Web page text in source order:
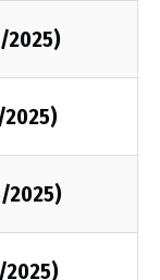
2025)
2025)